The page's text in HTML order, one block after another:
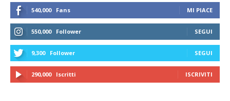
540,000 Fans MI PIACE
550,000 Follower SEGUI
9,300 Follower SEGUI
290,000 Iscritti ISCRIVITI